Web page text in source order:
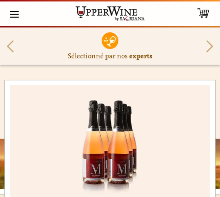
Sélectionné par nosexperts